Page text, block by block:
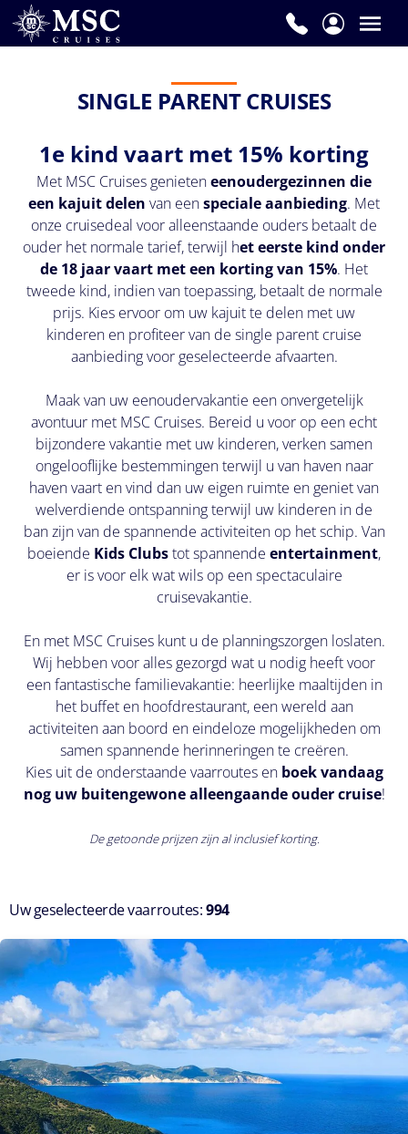
SINGLE PARENT CRUISES
1e kind vaart met 15% korting
Met MSC Cruises genieteneenoudergezinnen die
een kajuit delen van eenspeciale aanbieding. Met
onze cruisedeal voor alleenstaande ouders betaalt de
ouder het normale tarief, terwijl het eerste kind onder
de 18 jaar vaart met een korting van 15%. Het
tweede kind, indien van toepassing, betaalt de normale
prijs. Kies ervoor om uw kajuit te delen met uw
kinderen en profiteer van de single parent cruise
aanbieding voor geselecteerde afvaarten.
Maak van uw eenoudervakantie een onvergetelijk
avontuur met MSC Cruises. Bereid u voor op een echt
bijzondere vakantie met uw kinderen, verken samen
ongelooflijke bestemmingen terwijl u van haven naar
haven vaart en vind dan uw eigen ruimte en geniet van
welverdiende ontspanning terwijl uw kinderen in de
ban zijn van de spannende activiteiten op het schip. Van
boeiende Kids Clubstot spannende entertainment,
er is voor elk wat wils op een spectaculaire
cruisevakantie.
En met MSC Cruises kunt u de planningszorgen loslaten.
Wij hebben voor alles gezorgd wat u nodig heeft voor
een fantastische familievakantie: heerlijke maaltijden in
het buffet en hoofdrestaurant, een wereld aan
activiteiten aan boord en eindeloze mogelijkheden om
samen spannende herinneringen te creëren.
Kies uit de onderstaande vaarroutes en boek vandaag
nog uw buitengewone alleengaande ouder cruise!
De getoonde prijzen zijn al inclusief korting.
Uw geselecteerde vaarroutes:994
Voornaam
Achternaam
*
E-
mail
Telefoonnummer
Bel
Uur
Bel mij
mogelijk
velden
Blijf op de hoogte van de
wereld van MSC Cruises.
Ik ga ermee akkoord om
marketingcommunicatie,
inclusief onderzoeks- en
klanttevredenheidscampagnes,
te ontvangen met betrekking
tot de producten en diensten
van MSC Cruises SA en haar
groepsmaatschappijen.